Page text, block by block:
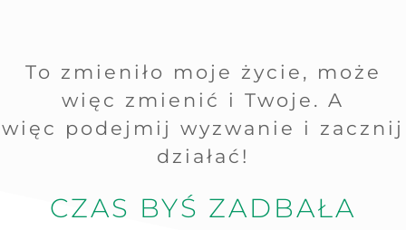
To zmieniło moje życie, może
więc zmienić i Twoje. A
więc podejmij wyzwanie i zacznij
działać!
CZAS BYŚ ZADBAŁA